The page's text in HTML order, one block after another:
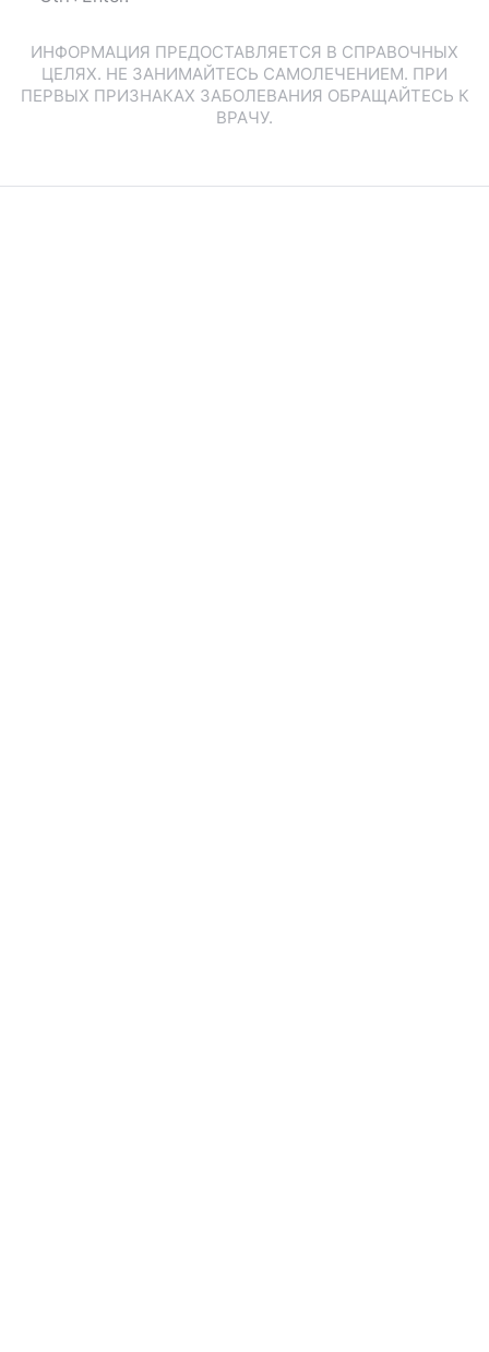
ИНФОРМАЦИЯ ПРЕДОСТАВЛЯЕТСЯ В СПРАВОЧНЫХ
ЦЕЛЯХ. НЕ ЗАНИМАЙТЕСЬ САМОЛЕЧЕНИЕМ. ПРИ
ПЕРВЫХ ПРИЗНАКАХ ЗАБОЛЕВАНИЯ ОБРАЩАЙТЕСЬ К
ВРАЧУ.